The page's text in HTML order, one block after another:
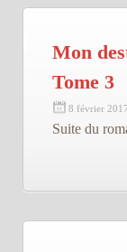
Mon
Tome 3
8 février
Suite du